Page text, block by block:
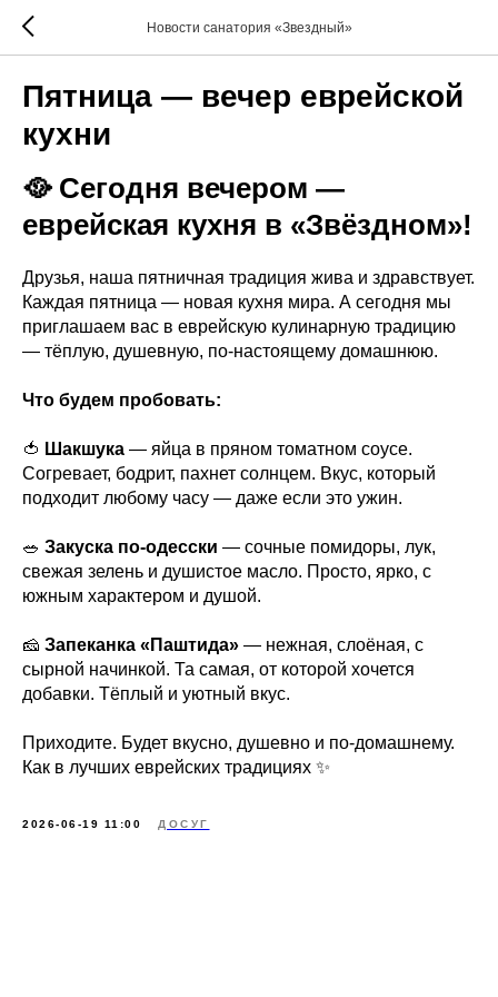
Новости санатория «Звездный»
Пятница — вечер еврейской
кухни
🥘 Сегодня вечером —
еврейская кухня в «Звёздном»!
Друзья, наша пятничная традиция жива и здравствует.
Каждая пятница — новая кухня мира. А сегодня мы
приглашаем вас в еврейскую кулинарную традицию
— тёплую, душевную, по-настоящему домашнюю.
Что будем пробовать:
🍅 Шакшука — яйца в пряном томатном соусе.
Согревает, бодрит, пахнет солнцем. Вкус, который
подходит любому часу — даже если это ужин.
🥗 Закуска по-одесски — сочные помидоры, лук,
свежая зелень и душистое масло. Просто, ярко, с
южным характером и душой.
🧀 Запеканка «Паштида» — нежная, слоёная, с
сырной начинкой. Та самая, от которой хочется
добавки. Тёплый и уютный вкус.
Приходите. Будет вкусно, душевно и по-домашнему.
Как в лучших еврейских традициях ✨
2026-06-19 11:00 ДОСУГ